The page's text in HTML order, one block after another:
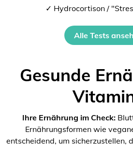
✓ Hydrocortison /
Alle Tests
Gesunde
Ihre Ernährung im Check:
Ernährungsformen wie
entscheidend, um sicherzustellen,